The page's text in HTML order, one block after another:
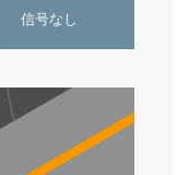
信号なし